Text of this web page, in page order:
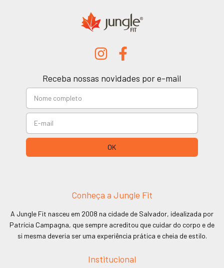
Receba nossas novidades por e-mail
Conheça a Jungle Fit
A Jungle Fit nasceu em 2008 na cidade de Salvador, idealizada por
Patrícia Campagna, que sempre acreditou que cuidar do corpo e de
si mesma deveria ser uma experiência prática e cheia de estilo.
Institucional